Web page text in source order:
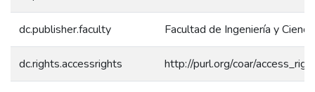
dc.publisher.faculty Facultad de Ingeniería y
dc.rights.accessrights http://purl.org/coar/